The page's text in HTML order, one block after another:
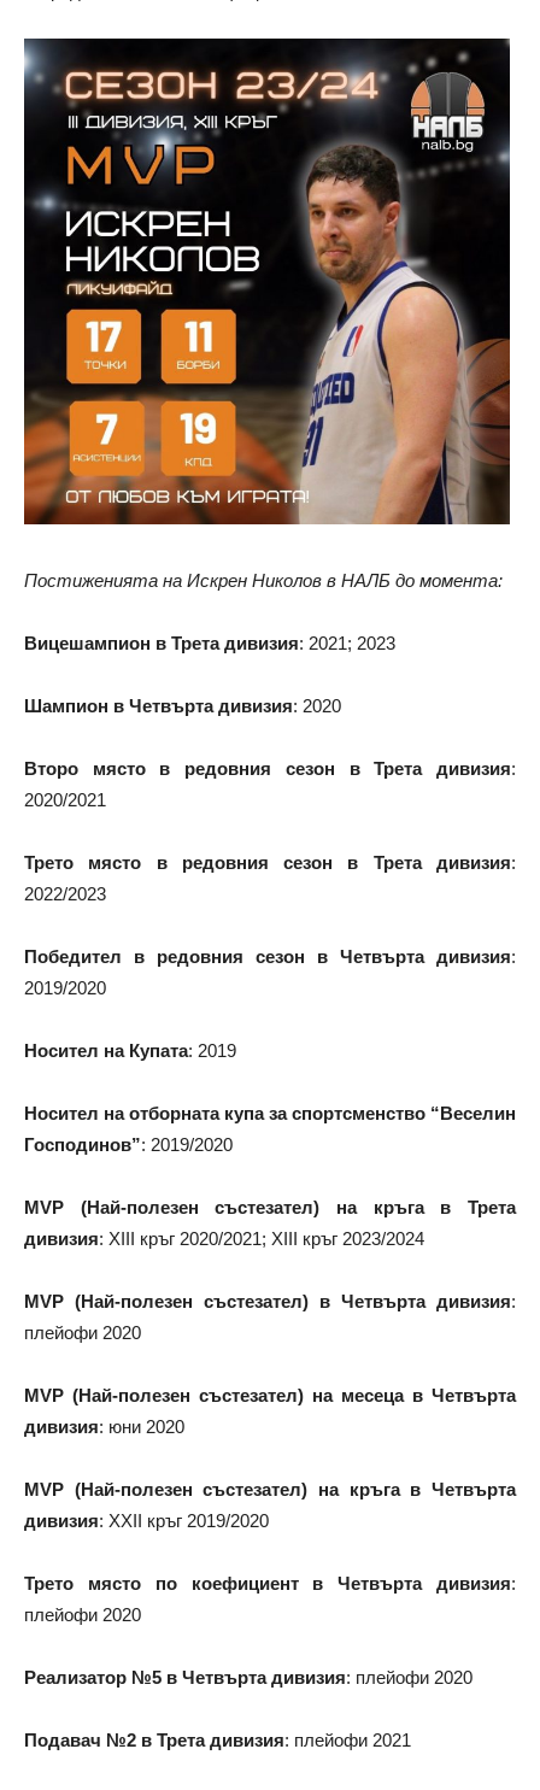
Постиженията на Искрен Николов в НАЛБ до момента:
Вицешампион в Трета дивизия: 2021; 2023
Шампион в Четвърта дивизия: 2020
Второ място в редовния сезон в Трета дивизия:
2020/2021
Трето място в редовния сезон в Трета дивизия:
2022/2023
Победител в редовния сезон в Четвърта дивизия:
2019/2020
Носител на Купата: 2019
Носител на отборната купа за спортсменство “Веселин
Господинов”: 2019/2020
MVP (Най-полезен състезател) на кръга в Трета
дивизия: XIII кръг 2020/2021; XIII кръг 2023/2024
MVP (Най-полезен състезател) в Четвърта дивизия:
плейофи 2020
MVP (Най-полезен състезател) на месеца в Четвърта
дивизия: юни 2020
MVP (Най-полезен състезател) на кръга в Четвърта
дивизия: XXII кръг 2019/2020
Трето място по коефициент в Четвърта дивизия:
плейофи 2020
Реализатор №5 в Четвърта дивизия: плейофи 2020
Подавач №2 в Трета дивизия: плейофи 2021